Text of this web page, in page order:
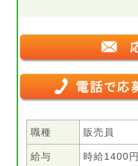
職種 販売員
給与 時給1400円